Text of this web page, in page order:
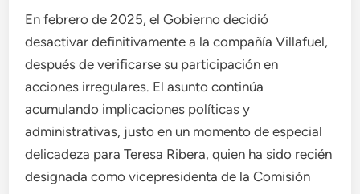
En febrero de 2025, el Gobierno decidió
desactivar definitivamente a la compañía Villafuel,
después de verificarse su participación en
acciones irregulares. El asunto continúa
acumulando implicaciones políticas y
administrativas, justo en un momento de especial
delicadeza para Teresa Ribera, quien ha sido recién
designada como vicepresidenta de la Comisión